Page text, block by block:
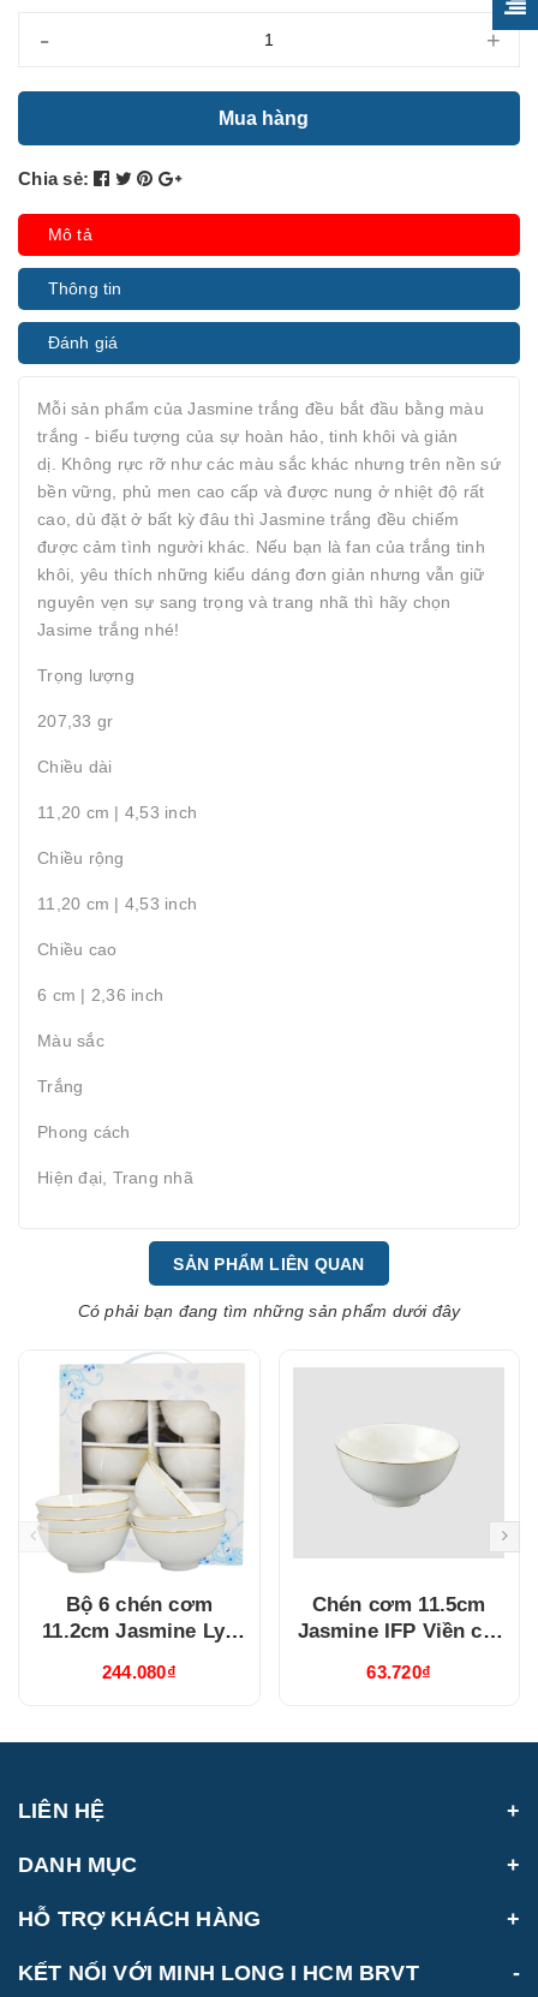
- +
Mua hàng
Chia sẻ:
Mô tả
Thông tin
Đánh giá
Mỗi sản phẩm của Jasmine trắng đều bắt đầu bằng màu
trắng - biểu tượng của sự hoàn hảo, tinh khôi và giản
dị. Không rực rỡ như các màu sắc khác nhưng trên nền sứ
bền vững, phủ men cao cấp và được nung ở nhiệt độ rất
cao, dù đặt ở bất kỳ đâu thì Jasmine trắng đều chiếm
được cảm tình người khác. Nếu bạn là fan của trắng tinh
khôi, yêu thích những kiểu dáng đơn giản nhưng vẫn giữ
nguyên vẹn sự sang trọng và trang nhã thì hãy chọn
Jasime trắng nhé!
Trọng lượng
207,33 gr
Chiều dài
11,20 cm | 4,53 inch
Chiều rộng
11,20 cm | 4,53 inch
Chiều cao
6 cm | 2,36 inch
Màu sắc
Trắng
Phong cách
Hiện đại, Trang nhã
SẢN PHẨM LIÊN QUAN
Có phải bạn đang tìm những sản phẩm dưới đây
Bộ 6 chén cơm
11.2cm Jasmine Lys
(03119901406)
244.080₫
Chén cơm 11.5cm
Jasmine IFP Viền chỉ
63.720₫
LIÊN HỆ
DANH MỤC
HỖ TRỢ KHÁCH HÀNG
KẾT NỐI VỚI MINH LONG I HCM BRVT